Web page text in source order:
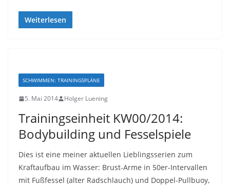
Weiterlesen
SCHWIMMEN: TRAININGSPLÄNE
5. Mai 2014 Holger Luening
Trainingseinheit KW00/2014:
Bodybuilding und Fesselspiele
Dies ist eine meiner aktuellen Lieblingsserien zum
Kraftaufbau im Wasser: Brust-Arme in 50er-Intervallen
mit Fußfessel (alter Radschlauch) und Doppel-Pullbuoy,